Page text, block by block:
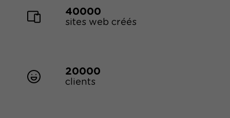
40000
sites web créés
20000
clients